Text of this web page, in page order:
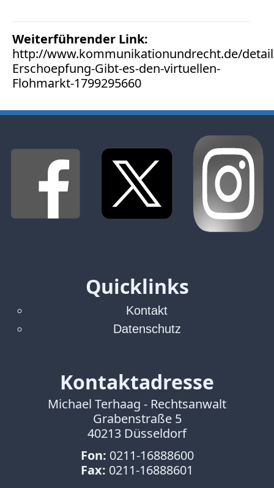
Weiterführender Link:
http://www.kommunikationundrecht.de/
Erschoepfung-Gibt-es-den-virtuellen-
Flohmarkt-1799295660
Meinungsfreiheit
Persönlichkeitsrecht
Print
Radio
TV
Urheberrecht
Verbraucherrecht
Volle
print
Quicklinks
Kontakt
Datenschutz
Kontaktadresse
Michael Terhaag - Rechtsanwalt
Grabenstraße 5
40213 Düsseldorf
Fon: 0211-16888600
Fax: 0211-16888601